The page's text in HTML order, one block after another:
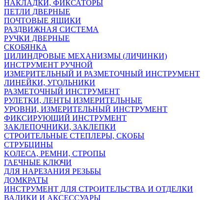
НАКЛАДКИ, ФИКСАТОРЫ
ПЕТЛИ ДВЕРНЫЕ
ПОЧТОВЫЕ ЯЩИКИ
РАЗДВИЖНАЯ СИСТЕМА
РУЧКИ ДВЕРНЫЕ
СКОБЯНКА
ЦИЛИНДРОВЫЕ МЕХАНИЗМЫ (ЛИЧИНКИ)
ИНСТРУМЕНТ РУЧНОЙ
ИЗМЕРИТЕЛЬНЫЙ И РАЗМЕТОЧНЫЙ ИНСТРУМЕНТ
ЛИНЕЙКИ, УГОЛЬНИКИ
РАЗМЕТОЧНЫЙ ИНСТРУМЕНТ
РУЛЕТКИ, ЛЕНТЫ ИЗМЕРИТЕЛЬНЫЕ
УРОВНИ, ИЗМЕРИТЕЛЬНЫЙ ИНСТРУМЕНТ
ФИКСИРУЮЩИЙ ИНСТРУМЕНТ
ЗАКЛЕПОЧНИКИ, ЗАКЛЕПКИ
СТРОИТЕЛЬНЫЕ СТЕПЛЕРЫ, СКОБЫ
СТРУБЦИНЫ
KОЛЕСА, РЕМНИ, СТРОПЫ
ГАЕЧНЫЕ КЛЮЧИ
ДЛЯ НАРЕЗАНИЯ РЕЗЬБЫ
ДОМКРАТЫ
ИНСТРУМЕНТ ДЛЯ СТРОИТЕЛЬСТВА И ОТДЕЛКИ
ВАЛИКИ И АКСЕССУАРЫ